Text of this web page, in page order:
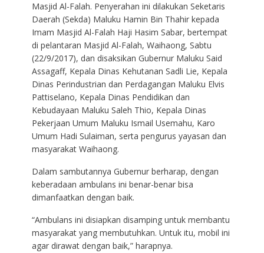
Masjid Al-Falah. Penyerahan ini dilakukan Seketaris
Daerah (Sekda) Maluku Hamin Bin Thahir kepada
Imam Masjid Al-Falah Haji Hasim Sabar, bertempat
di pelantaran Masjid Al-Falah, Waihaong, Sabtu
(22/9/2017), dan disaksikan Gubernur Maluku Said
Assagaff, Kepala Dinas Kehutanan Sadli Lie, Kepala
Dinas Perindustrian dan Perdagangan Maluku Elvis
Pattiselano, Kepala Dinas Pendidikan dan
Kebudayaan Maluku Saleh Thio, Kepala Dinas
Pekerjaan Umum Maluku Ismail Usemahu, Karo
Umum Hadi Sulaiman, serta pengurus yayasan dan
masyarakat Waihaong.
Dalam sambutannya Gubernur berharap, dengan
keberadaan ambulans ini benar-benar bisa
dimanfaatkan dengan baik.
“Ambulans ini disiapkan disamping untuk membantu
masyarakat yang membutuhkan. Untuk itu, mobil ini
agar dirawat dengan baik,” harapnya.